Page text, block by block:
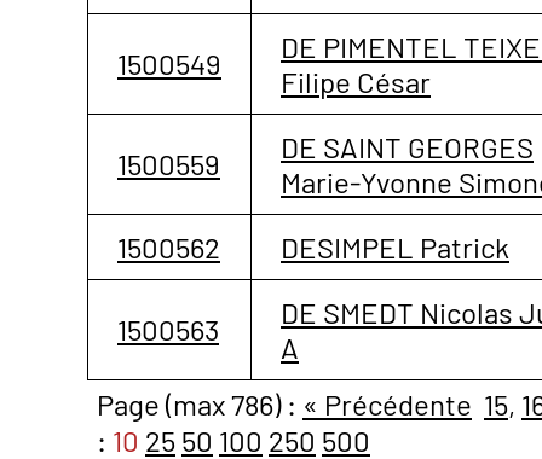
1500549
DE PIMENTEL
Filipe César
1500559
DE SAINT GEORGES
Marie-Yvonne
1500562
DESIMPEL Patrick
1500563
DE SMEDT Nicolas
A
Page (max 786) : « Précédente 15,
: 10 25 50 100 250 500